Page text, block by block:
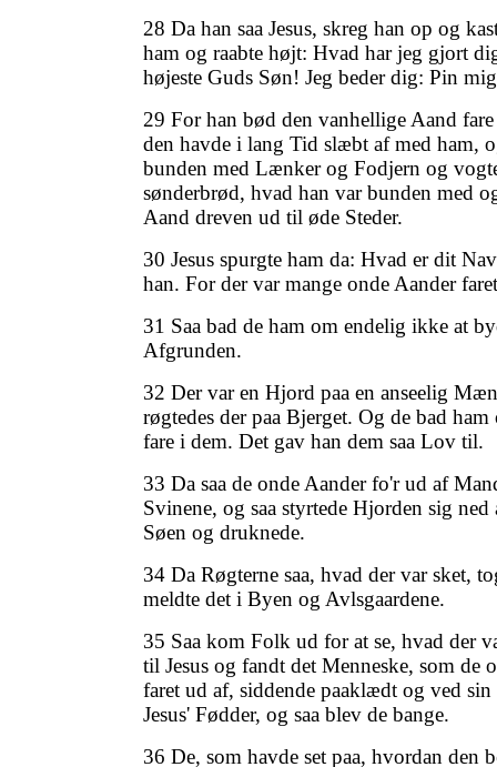
28 Da han saa Jesus, skreg han op og
ham og raabte højt: Hvad har jeg gjort
højeste Guds Søn! Jeg beder dig: Pin
29 For han bød den vanhellige Aand
den havde i lang Tid slæbt af med ham,
bunden med Lænker og Fodjern og
sønderbrød, hvad han var bunden med
Aand dreven ud til øde Steder.
30 Jesus spurgte ham da: Hvad er dit
han. For der var mange onde Aander
31 Saa bad de ham om endelig ikke at
Afgrunden.
32 Der var en Hjord paa en anseelig
røgtedes der paa Bjerget. Og de bad
fare i dem. Det gav han dem saa Lov til.
33 Da saa de onde Aander fo'r ud af
Svinene, og saa styrtede Hjorden sig
Søen og druknede.
34 Da Røgterne saa, hvad der var sket,
meldte det i Byen og Avlsgaardene.
35 Saa kom Folk ud for at se, hvad der
til Jesus og fandt det Menneske, som de
faret ud af, siddende paaklædt og ved
Jesus' Fødder, og saa blev de bange.
36 De, som havde set paa, hvordan den